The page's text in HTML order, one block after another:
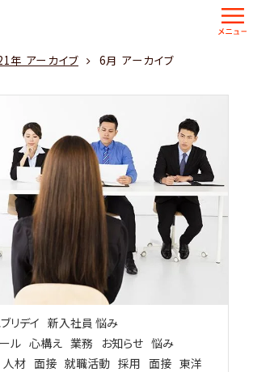
年 アーカイブ 6月 アーカイブ
リデイ 新入社員 悩み
ル 心構え 業務 お知らせ 悩み
人材 面接 就職活動 採用 面接 東洋